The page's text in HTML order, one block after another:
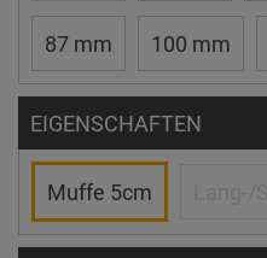
87 mm 100 mm
EIGENSCHAFTEN
Muffe 5cm